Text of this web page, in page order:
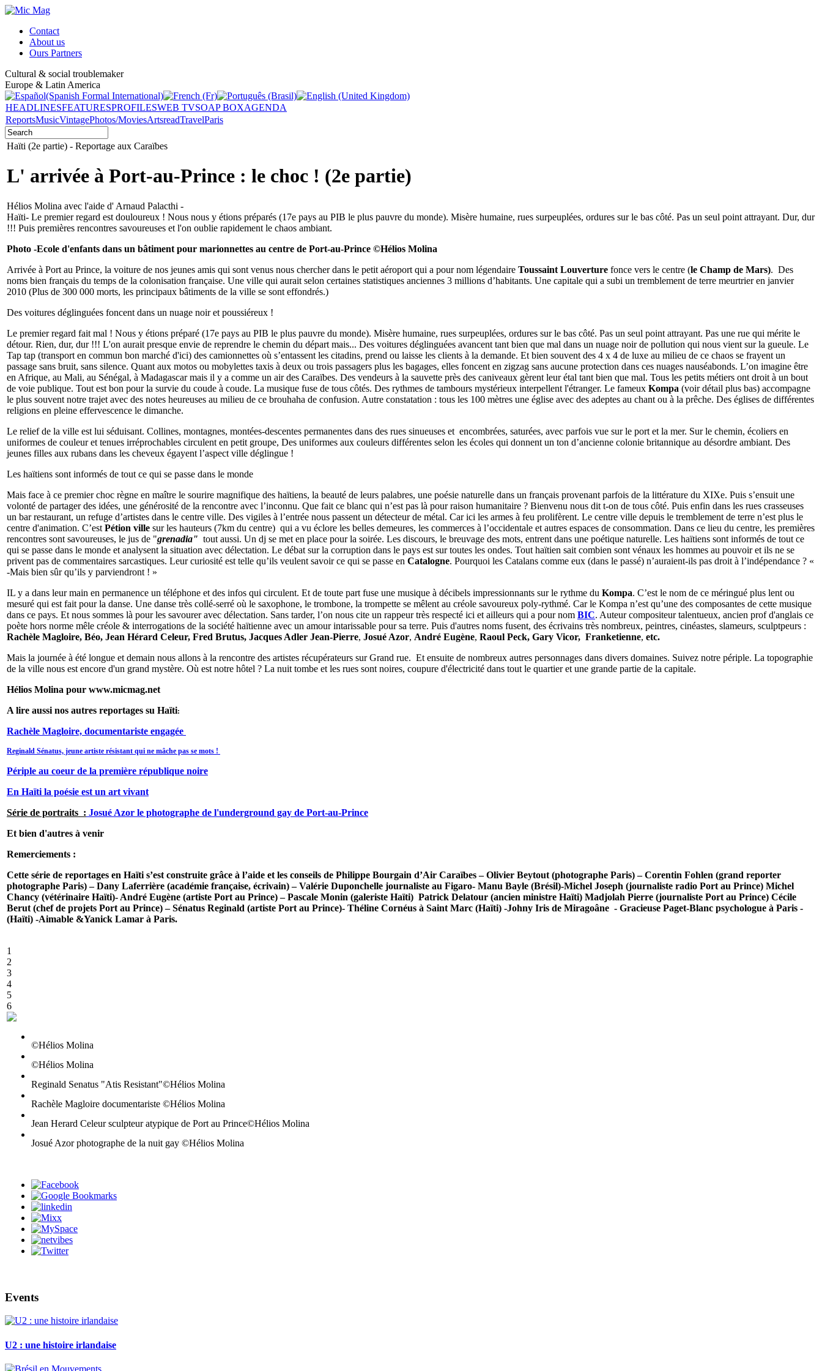
Contact
About us
Ours Partners
Cultural & social troublemaker
Europe & Latin America
HEADLINESFEATURESPROFILESWEB TVSOAP BOXAGENDA
ReportsMusicVintagePhotos/MoviesArtsreadTravelParis
Haïti (2e partie) - Reportage aux Caraïbes
L' arrivée à Port-au-Prince : le choc ! (2e partie)
Hélios Molina avec l'aide d' Arnaud Palacthi -
Haïti- Le premier regard est douloureux ! Nous nous y étions préparés (17e pays au PIB le plus pauvre du monde). Misère humaine, rues surpeuplées, ordures sur le bas côté. Pas un seul point attrayant. Dur, dur
!!! Puis premières rencontres savoureuses et l'on oublie rapidement le chaos ambiant.
Photo -Ecole d'enfants dans un bâtiment pour marionnettes au centre de Port-au-Prince ©Hélios Molina
Arrivée à Port au Prince, la voiture de nos jeunes amis qui sont venus nous chercher dans le petit aéroport qui a pour nom légendaire Toussaint Louverture fonce vers le centre (le Champ de Mars). Des
noms bien français du temps de la colonisation française. Une ville qui aurait selon certaines statistiques anciennes 3 millions d’habitants. Une capitale qui a subi un tremblement de terre meurtrier en janvier
2010 (Plus de 300 000 morts, les principaux bâtiments de la ville se sont effondrés.)
Des voitures déglinguées foncent dans un nuage noir et poussiéreux !
Le premier regard fait mal ! Nous y étions préparé (17e pays au PIB le plus pauvre du monde). Misère humaine, rues surpeuplées, ordures sur le bas côté. Pas un seul point attrayant. Pas une rue qui mérite le
détour. Rien, dur, dur !!! L'on aurait presque envie de reprendre le chemin du départ mais... Des voitures déglinguées avancent tant bien que mal dans un nuage noir de pollution qui nous vient sur la gueule. Le
Tap tap (transport en commun bon marché d'ici) des camionnettes où s’entassent les citadins, prend ou laisse les clients à la demande. Et bien souvent des 4 x 4 de luxe au milieu de ce chaos se frayent un
passage sans bruit, sans silence. Quant aux motos ou mobylettes taxis à deux ou trois passagers plus les bagages, elles foncent en zigzag sans aucune protection dans ces nuages nauséabonds. L’on imagine être
en Afrique, au Mali, au Sénégal, à Madagascar mais il y a comme un air des Caraïbes. Des vendeurs à la sauvette près des caniveaux gèrent leur étal tant bien que mal. Tous les petits métiers ont droit à un bout
de voie publique. Tout est bon pour la survie du coude à coude. La musique fuse de tous côtés. Des rythmes de tambours mystérieux interpellent l'étranger. Le fameux Kompa (voir détail plus bas) accompagne
le plus souvent notre trajet avec des notes heureuses au milieu de ce brouhaha de confusion. Autre constatation : tous les 100 mètres une église avec des adeptes au chant ou à la prêche. Des églises de différentes
religions en pleine effervescence le dimanche.
Le relief de la ville est lui séduisant. Collines, montagnes, montées-descentes permanentes dans des rues sinueuses et encombrées, saturées, avec parfois vue sur le port et la mer. Sur le chemin, écoliers en
uniformes de couleur et tenues irréprochables circulent en petit groupe, Des uniformes aux couleurs différentes selon les écoles qui donnent un ton d’ancienne colonie britannique au désordre ambiant. Des
jeunes filles aux rubans dans les cheveux égayent l’aspect ville déglingue !
Les haïtiens sont informés de tout ce qui se passe dans le monde
Mais face à ce premier choc règne en maître le sourire magnifique des haïtiens, la beauté de leurs palabres, une poésie naturelle dans un français provenant parfois de la littérature du XIXe. Puis s’ensuit une
volonté de partager des idées, une générosité de la rencontre avec l’inconnu. Que fait ce blanc qui n’est pas là pour raison humanitaire ? Bienvenu nous dit t-on de tous côté. Puis enfin dans les rues crasseuses
un bar restaurant, un refuge d’artistes dans le centre ville. Des vigiles à l’entrée nous passent un détecteur de métal. Car ici les armes à feu prolifèrent. Le centre ville depuis le tremblement de terre n’est plus le
centre d'animation. C’est Pétion ville sur les hauteurs (7km du centre) qui a vu éclore les belles demeures, les commerces à l’occidentale et autres espaces de consommation. Dans ce lieu du centre, les premières
rencontres sont savoureuses, le jus de "grenadia" tout aussi. Un dj se met en place pour la soirée. Les discours, le breuvage des mots, entrent dans une poétique naturelle. Les haïtiens sont informés de tout ce
qui se passe dans le monde et analysent la situation avec délectation. Le débat sur la corruption dans le pays est sur toutes les ondes. Tout haïtien sait combien sont vénaux les hommes au pouvoir et ils ne se
privent pas de commentaires sarcastiques. Leur curiosité est telle qu’ils veulent savoir ce qui se passe en Catalogne. Pourquoi les Catalans comme eux (dans le passé) n’auraient-ils pas droit à l’indépendance ? «
-Mais bien sûr qu’ils y parviendront ! »
IL y a dans leur main en permanence un téléphone et des infos qui circulent. Et de toute part fuse une musique à décibels impressionnants sur le rythme du Kompa. C’est le nom de ce méringué plus lent ou
mesuré qui est fait pour la danse. Une danse très collé-serré où le saxophone, le trombone, la trompette se mêlent au créole savoureux poly-rythmé. Car le Kompa n’est qu’une des composantes de cette musique
dans ce pays. Et nous sommes là pour les savourer avec délectation. Sans tarder, l’on nous cite un rappeur très respecté ici et ailleurs qui a pour nom BIC. Auteur compositeur talentueux, ancien prof d'anglais ce
poète hors norme mêle créole & interrogations de la société haïtienne avec un amour intarissable pour sa terre. Puis d'autres noms fusent, des écrivains très nombreux, peintres, cinéastes, slameurs, sculptpeurs :
Rachèle Magloire, Béo, Jean Hérard Celeur, Fred Brutus, Jacques Adler Jean-Pierre, Josué Azor, André Eugène, Raoul Peck, Gary Vicor, Franketienne, etc.
Mais la journée à été longue et demain nous allons à la rencontre des artistes récupérateurs sur Grand rue. Et ensuite de nombreux autres personnages dans divers domaines. Suivez notre périple. La topographie
de la ville nous est encore d'un grand mystère. Où est notre hôtel ? La nuit tombe et les rues sont noires, coupure d'électricité dans tout le quartier et une grande partie de la capitale.
Hélios Molina pour www.micmag.net
A lire aussi nos autres reportages su Haïti:
Rachèle Magloire, documentariste engagée
Reginald Sénatus, jeune artiste résistant qui ne mâche pas se mots !
Périple au coeur de la première république noire
En Haïti la poésie est un art vivant
Série de portraits : Josué Azor le photographe de l'underground gay de Port-au-Prince
Et bien d'autres à venir
Remerciements :
Cette série de reportages en Haïti s’est construite grâce à l’aide et les conseils de Philippe Bourgain d’Air Caraïbes – Olivier Beytout (photographe Paris) – Corentin Fohlen (grand reporter
photographe Paris) – Dany Laferrière (académie française, écrivain) – Valérie Duponchelle journaliste au Figaro- Manu Bayle (Brésil)-Michel Joseph (journaliste radio Port au Prince) Michel
Chancy (vétérinaire Haïti)- André Eugène (artiste Port au Prince) – Pascale Monin (galeriste Haïti) Patrick Delatour (ancien ministre Haïti) Madjolah Pierre (journaliste Port au Prince) Cécile
Berut (chef de projets Port au Prince) – Sénatus Reginald (artiste Port au Prince)- Théline Cornéus à Saint Marc (Haïti) -Johny Iris de Miragoâne - Gracieuse Paget-Blanc psychologue à Paris -
(Haïti) -Aimable &Yanick Lamar à Paris.
1
2
3
4
5
6
©Hélios Molina
©Hélios Molina
Reginald Senatus "Atis Resistant"©Hélios Molina
Rachèle Magloire documentariste ©Hélios Molina
Jean Herard Celeur sculpteur atypique de Port au Prince©Hélios Molina
Josué Azor photographe de la nuit gay ©Hélios Molina
Events
U2 : une histoire irlandaise